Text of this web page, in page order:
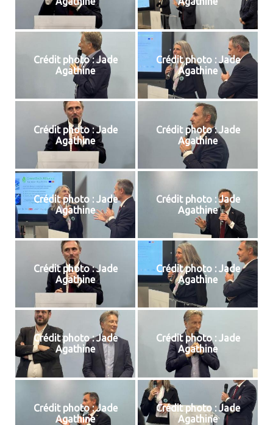
Crédit photo : Jade
Agathine
Crédit photo : Jade
Agathine
Crédit photo : Jade
Agathine
Crédit photo : Jade
Agathine
Crédit photo : Jade
Agathine
Crédit photo : Jade
Agathine
Crédit photo : Jade
Agathine
Crédit photo : Jade
Agathine
Crédit photo : Jade
Agathine
Crédit photo : Jade
Agathine
Crédit photo : Jade
Agathine
Crédit photo : Jade
Agathine